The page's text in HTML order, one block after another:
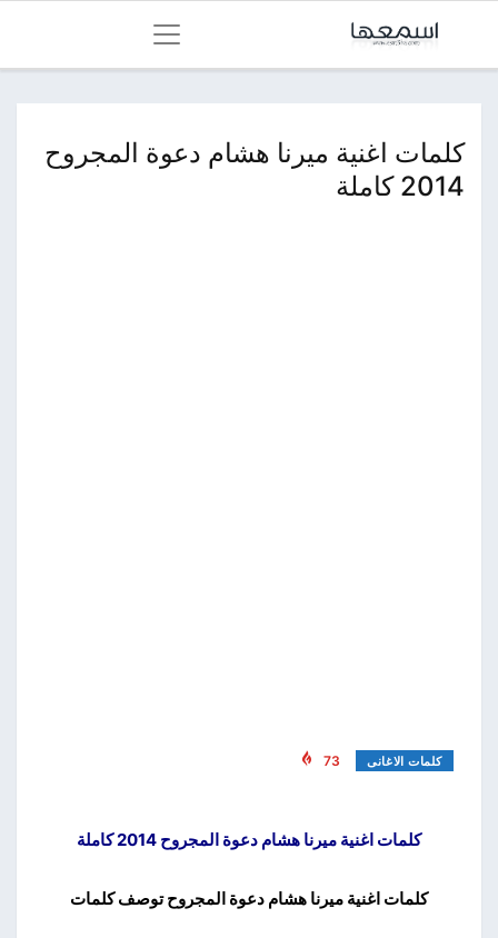
كلمات اغنية ميرنا هشام دعوة المجروح
2014 كاملة
كلمات الاغانى 73
كلمات اغنية ميرنا هشام دعوة المجروح 2014 كاملة
كلمات اغنية ميرنا هشام دعوة المجروح توصف كلمات